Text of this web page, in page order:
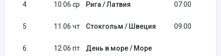
4 10.06 ср Рига / Латвия 07:00
5 11.06 чт Стокгольм / Швеция 09:00
6 12.06 пт День в море / Море